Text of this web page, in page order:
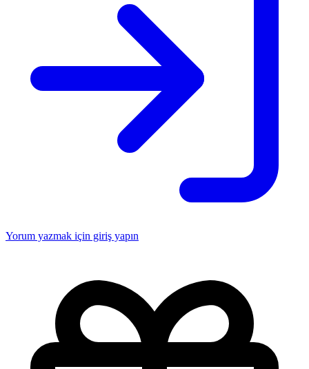
Yorum yazmak için giriş yapın